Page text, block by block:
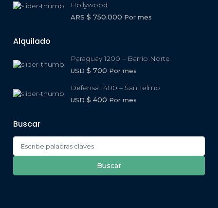
Hollywood
ARS $ 750.000 Por mes
Alquilado
Paraguay 1200 – Barrio Norte
USD $ 700 Por mes
Defensa 1400 – San Telmo
USD $ 400 Por mes
Buscar
Search
for:
Buscar